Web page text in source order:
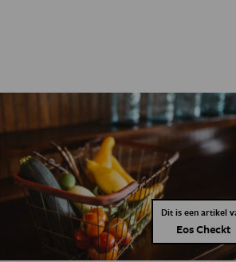
Dit is een artikel
Eos Checkt